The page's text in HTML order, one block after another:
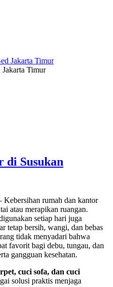
Timur
di Susukan
Kebersihan rumah dan kantor
atau merapikan ruangan.
setiap hari juga
tetap bersih, wangi, dan bebas
tidak menyadari bahwa
favorit bagi debu, tungau, dan
gangguan kesehatan.
cuci sofa, dan cuci
solusi praktis menjaga